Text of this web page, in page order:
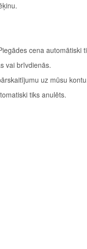
cena automātiski
vai brīvdienās.
uz mūsu
tiks anulēts.